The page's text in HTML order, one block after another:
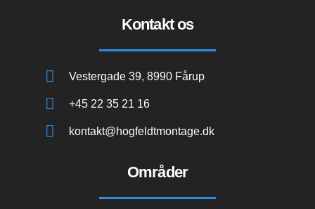
Kontakt os
Vestergade 39, 8990 Fårup
+45 22 35 21 16
kontakt@hogfeldtmontage.dk
Områder